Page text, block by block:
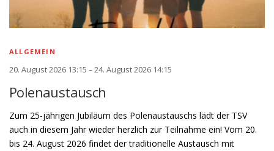
ALLGEMEIN
20. August 2026 13:15 – 24. August 2026 14:15
Polenaustausch
Zum 25-jährigen Jubiläum des Polenaustauschs lädt der TSV
auch in diesem Jahr wieder herzlich zur Teilnahme ein! Vom 20.
bis 24. August 2026 findet der traditionelle Austausch mit